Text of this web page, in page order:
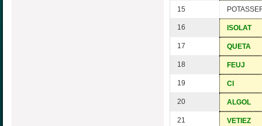
15
16 ISOLAT
17 QUETA
18 FEUJ
19 CI
20 ALGOL
21 VETIEZ